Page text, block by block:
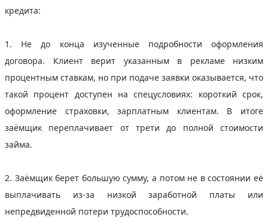
кредита:
1. Не до конца изученные подробности оформления
договора. Клиент верит указанным в рекламе низким
процентным ставкам, но при подаче заявки оказывается, что
такой процент доступен на спецусловиях: короткий срок,
оформление страховки, зарплатным клиентам. В итоге
заёмщик переплачивает от трети до полной стоимости
займа.
2. Заёмщик берет большую сумму, а потом не в состоянии её
выплачивать из-за низкой заработной платы или
непредвиденной потери трудоспособности.